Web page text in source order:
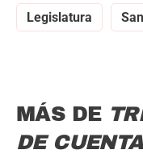
Legislatura
MÁS DE
DE